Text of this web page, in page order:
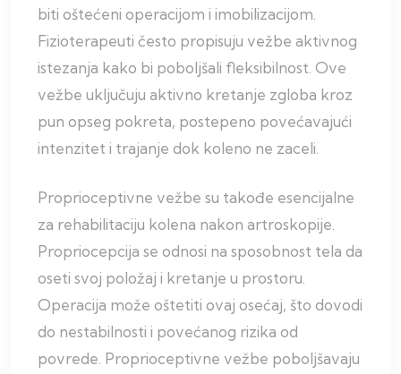
biti oštećeni operacijom i imobilizacijom.
Fizioterapeuti često propisuju vežbe aktivnog
istezanja kako bi poboljšali fleksibilnost. Ove
vežbe uključuju aktivno kretanje zgloba kroz
pun opseg pokreta, postepeno povećavajući
intenzitet i trajanje dok koleno ne zaceli.
Proprioceptivne vežbe su takođe esencijalne
za rehabilitaciju kolena nakon artroskopije.
Propriocepcija se odnosi na sposobnost tela da
oseti svoj položaj i kretanje u prostoru.
Operacija može oštetiti ovaj osećaj, što dovodi
do nestabilnosti i povećanog rizika od
povrede. Proprioceptivne vežbe poboljšavaju